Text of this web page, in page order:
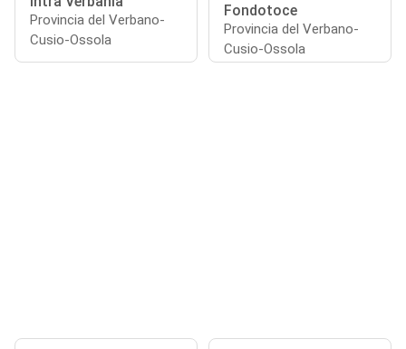
Provincia del Verbano-
Cusio-Ossola
Fondotoce
Provincia del Verbano-
Cusio-Ossola